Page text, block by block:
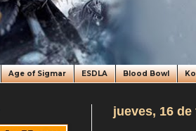
Age of Sigmar ESDLA Blood Bowl
jueves, 16